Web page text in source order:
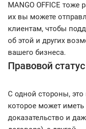
MANGO OFFICE
их вы можете
клиентам, чтобы
об этой и других
вашего бизнеса.
Правовой
С одной стороны,
которое может
доказательство и